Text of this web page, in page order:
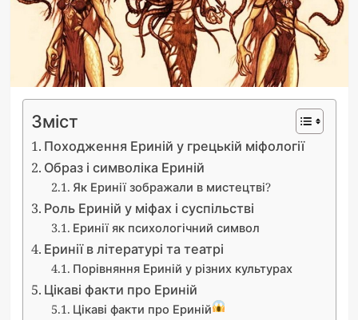
Зміст
Походження Ериній у грецькій міфології
Образ і символіка Ериній
Як Еринії зображали в мистецтві?
Роль Ериній у міфах і суспільстві
Еринії як психологічний символ
Еринії в літературі та театрі
Порівняння Ериній у різних культурах
Цікаві факти про Ериній
Цікаві факти про Ериній